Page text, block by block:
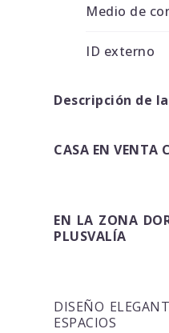
Medio de
ID externo
Descripción de
CASA EN VENTA
EN LA ZONA
PLUSVALÍA
DISEÑO
ESPACIOS